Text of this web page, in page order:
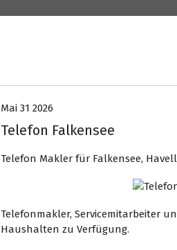
Mai 31 2026
Telefon Falkensee
Telefon Makler für Falkensee,
Telefonmakler, Servicemitarbeiter
Haushalten zu Verfügung.